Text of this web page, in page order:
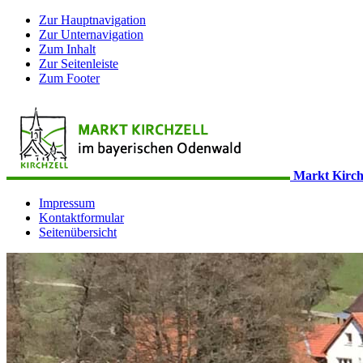
Zur Hauptnavigation
Zur Unternavigation
Zum Inhalt
Zur Seitenleiste
Zum Footer
Markt
Impressum
Kontaktformular
Seitenübersicht